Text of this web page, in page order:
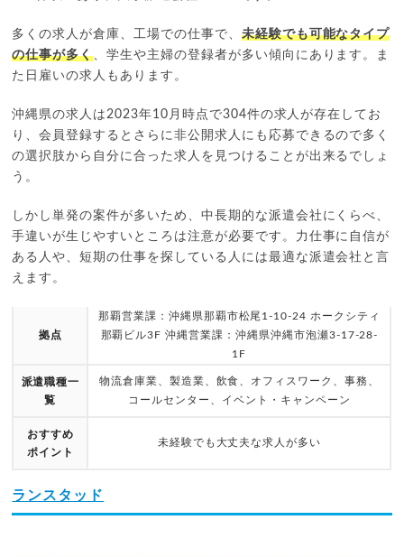
多くの求人が倉庫、工場での仕事で、 未経験でも可能なタイプ
の仕事が多く、学生や主婦の登録者が多い傾向にあります。ま
た日雇いの求人もあります。
沖縄県の求人は2023年10月時点で304件の求人が存在してお
り、会員登録するとさらに非公開求人にも応募できるので多く
の選択肢から自分に合った求人を見つけることが出来るでしょ
う。
しかし単発の案件が多いため、中長期的な派遣会社にくらべ、
手違いが生じやすいところは注意が必要です。力仕事に自信が
ある人や、短期の仕事を探している人には最適な派遣会社と言
えます。
拠点
那覇営業課：沖縄県那覇市松尾1-10-24 ホークシティ
那覇ビル3F 沖縄営業課：沖縄県沖縄市泡瀬3-17-28-
1F
派遣職種一
覧
物流倉庫業、製造業、飲食、オフィスワーク、事務、
コールセンター、イベント・キャンペーン
おすすめ
ポイント
未経験でも大丈夫な求人が多い
ランスタッド